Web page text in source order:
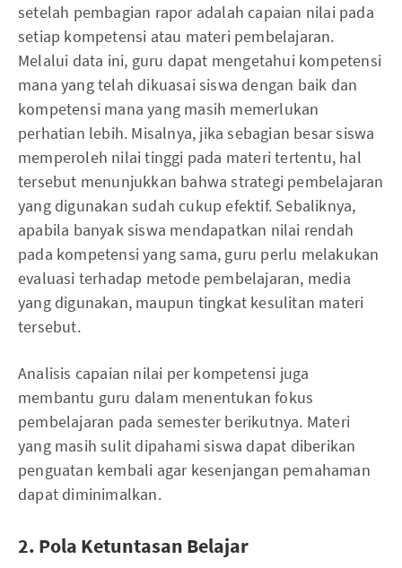
setelah pembagian rapor adalah capaian nilai pada
setiap kompetensi atau materi pembelajaran.
Melalui data ini, guru dapat mengetahui kompetensi
mana yang telah dikuasai siswa dengan baik dan
kompetensi mana yang masih memerlukan
perhatian lebih. Misalnya, jika sebagian besar siswa
memperoleh nilai tinggi pada materi tertentu, hal
tersebut menunjukkan bahwa strategi pembelajaran
yang digunakan sudah cukup efektif. Sebaliknya,
apabila banyak siswa mendapatkan nilai rendah
pada kompetensi yang sama, guru perlu melakukan
evaluasi terhadap metode pembelajaran, media
yang digunakan, maupun tingkat kesulitan materi
tersebut.
Analisis capaian nilai per kompetensi juga
membantu guru dalam menentukan fokus
pembelajaran pada semester berikutnya. Materi
yang masih sulit dipahami siswa dapat diberikan
penguatan kembali agar kesenjangan pemahaman
dapat diminimalkan.
2. Pola Ketuntasan Belajar